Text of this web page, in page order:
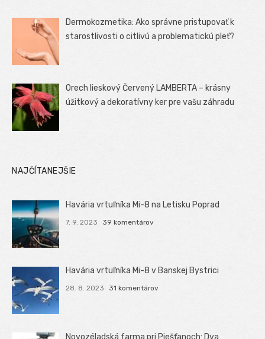
Dermokozmetika: Ako správne pristupovať k
starostlivosti o citlivú a problematickú pleť?
Orech lieskový Červený LAMBERTA – krásny
úžitkový a dekoratívny ker pre vašu záhradu
NAJČÍTANEJŠIE
Havária vrtuľníka Mi-8 na Letisku Poprad
7. 9. 2023 39 komentárov
Havária vrtuľníka Mi-8 v Banskej Bystrici
28. 8. 2023 31 komentárov
Novozéladská farma pri Piešťanoch: Dva